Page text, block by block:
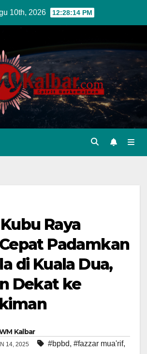
10th, 2026 12:28:16 PM
Raya
Padamkan
di Kuala Dua,
Dekat ke
Kalbar
14, 2025 #bpbd, #fazzar mua'rif,